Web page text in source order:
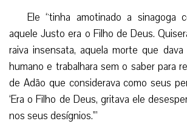
Ele “tinha amotinado a sinagoga
aquele Justo era o Filho de Deus.
raiva insensata, aquela morte que
humano e trabalhara sem o saber para
de Adão que considerava como seus
‘Era o Filho de Deus, gritava ele
nos seus desígnios.'”